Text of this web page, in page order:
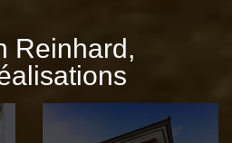
Reinhard,